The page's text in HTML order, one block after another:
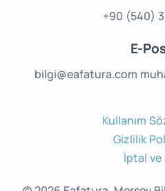
+90 (540)
E-
bilgi@eafatura.com
Kullanım
Gizlilik
İptal ve